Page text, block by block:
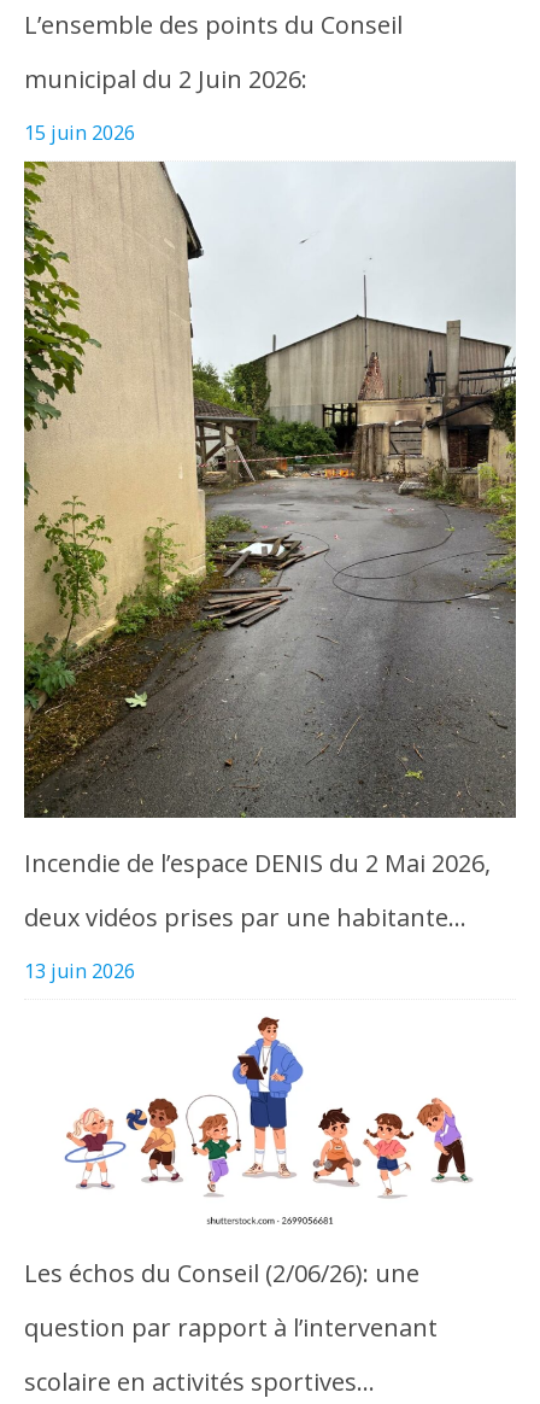
L’ensemble des points du Conseil
municipal du 2 Juin 2026:
15 juin 2026
Incendie de l’espace DENIS du 2 Mai 2026,
deux vidéos prises par une habitante…
13 juin 2026
Les échos du Conseil (2/06/26): une
question par rapport à l’intervenant
scolaire en activités sportives…